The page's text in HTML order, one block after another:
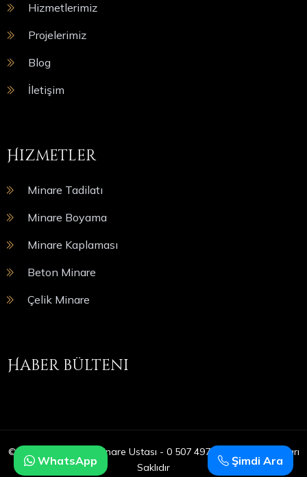
Hizmetlerimiz
Projelerimiz
Blog
İletişim
Hizmetler
Minare Tadilatı
Minare Boyama
Minare Kaplaması
Beton Minare
Çelik Minare
Haber bülteni
© Copyright 2025 | Minare Ustası - 0 507 497 05 09 | Tüm Hakları
Saklıdır
Şimdi Ara
WhatsApp